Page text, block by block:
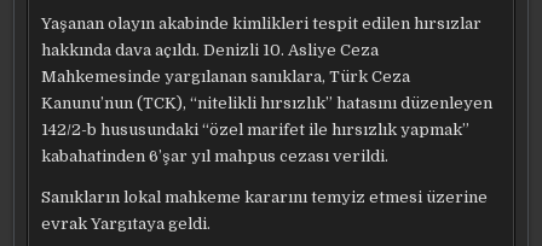
Yaşanan olayın akabinde kimlikleri tespit edilen hırsızlar
hakkında dava açıldı. Denizli 10. Asliye Ceza
Mahkemesinde yargılanan sanıklara, Türk Ceza
Kanunu’nun (TCK), “nitelikli hırsızlık” hatasını düzenleyen
142/2-b hususundaki “özel marifet ile hırsızlık yapmak”
kabahatinden 6’şar yıl mahpus cezası verildi.
Sanıkların lokal mahkeme kararını temyiz etmesi üzerine
evrak Yargıtaya geldi.